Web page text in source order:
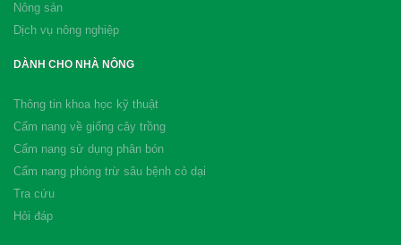
Nông sản
Dịch vụ nông nghiệp
DÀNH CHO NHÀ NÔNG
Thông tin khoa học kỹ thuật
Cẩm nang về giống cây trồng
Cẩm nang sử dụng phân bón
Cẩm nang phòng trừ sâu bệnh cỏ dại
Tra cứu
Hỏi đáp